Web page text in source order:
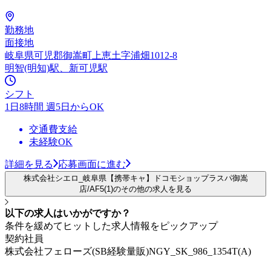
勤務地
面接地
岐阜県可児郡御嵩町上恵土字浦畑1012-8
明智(明知)駅、新可児駅
シフト
1日8時間 週5日からOK
交通費支給
未経験OK
詳細を見る 応募画面に進む
株式会社シエロ_岐阜県【携帯キャ】ドコモショップラスパ御嵩
店/AF5(1)のその他の求人を見る
以下の求人はいかがですか？
条件を緩めてヒットした求人情報をピックアップ
契約社員
株式会社フェローズ(SB経験量販)NGY_SK_986_1354T(A)